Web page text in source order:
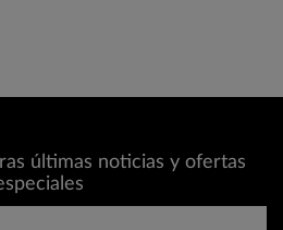
últimas noticias y ofertas